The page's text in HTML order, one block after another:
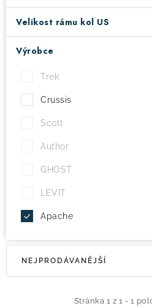
Velikost rámu kol US
Výrobce
Trek
Crussis
Scott
Author
GHOST
LEVIT
Apache
V
Stránka 1 z 1 - 1
Ř
NEJPRODÁVANĚJŠÍ